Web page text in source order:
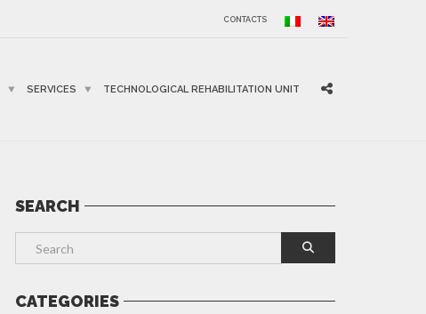
CONTACTS
SERVICES TECHNOLOGICAL REHABILITATION UNIT
SEARCH
CATEGORIES